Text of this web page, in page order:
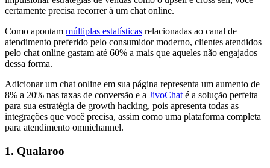
certamente precisa recorrer à um chat online.
Como apontam múltiplas estatísticas relacionadas ao canal de
atendimento preferido pelo consumidor moderno, clientes atendidos
pelo chat online gastam até 60% a mais que aqueles não engajados
dessa forma.
Adicionar um chat online em sua página representa um aumento de
8% a 20% nas taxas de conversão e a JivoChat é a solução perfeita
para sua estratégia de growth hacking, pois apresenta todas as
integrações que você precisa, assim como uma plataforma completa
para atendimento omnichannel.
1. Qualaroo